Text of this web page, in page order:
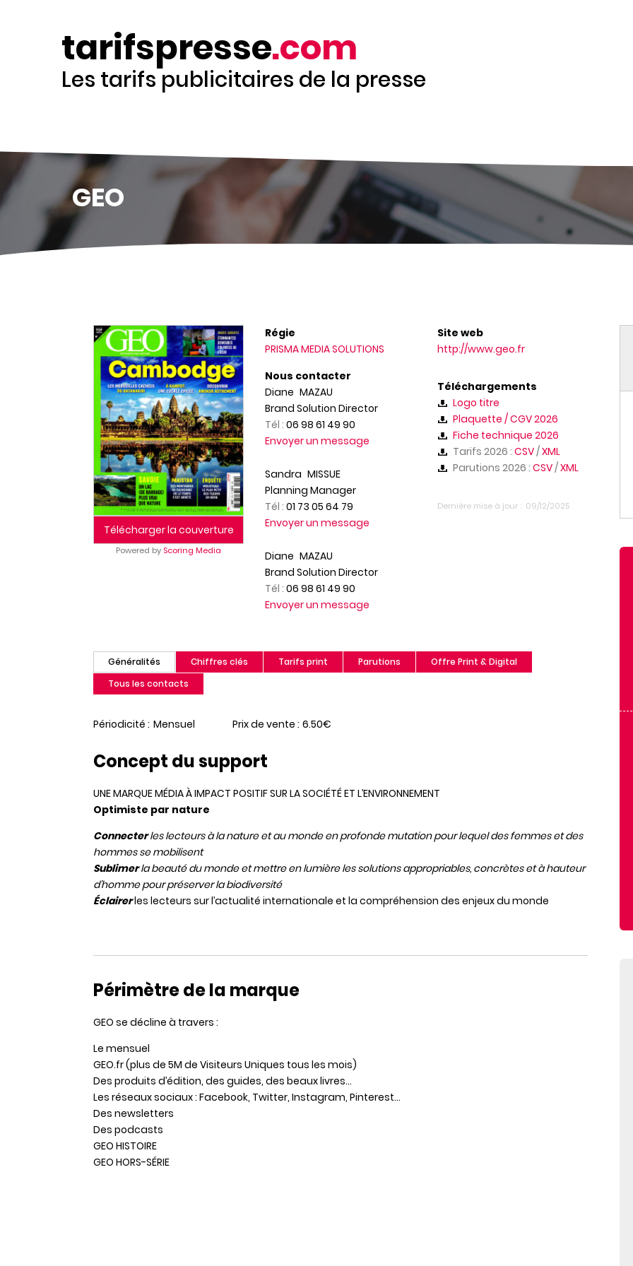
tarifspresse.com
Les tarifs publicitaires de la presse
GEO
Télécharger la couverture
Powered by Scoring Media
Régie
PRISMA MEDIA SOLUTIONS
Nous contacter
Diane MAZAU
Brand Solution Director
Tél :06 98 61 49 90
Envoyer un message
Sandra MISSUE
Planning Manager
Tél :01 73 05 64 79
Envoyer un message
Diane MAZAU
Brand Solution Director
Tél :06 98 61 49 90
Envoyer un message
Site web
http://www.geo.fr
Téléchargements
Logo titre
Plaquette / CGV 2026
Fiche technique 2026
Tarifs 2026 : CSV/XML
Parutions 2026 : CSV/XML
Dernière mise à jour 09/12/2025
Généralités
(onglet
actif)
Chiffres clés Tarifs print Parutions
Offre Print & Digital
Tous les contacts
Périodicité Mensuel Prix de vente 6.50€
Concept du support
UNE MARQUE MÉDIA À IMPACT POSITIF SUR LA SOCIÉTÉ ET L’ENVIRONNEMENT
Optimiste par nature
Connecterles lecteurs à la nature et au monde en profonde mutation pour lequel des femmes et des
hommes se mobilisent
Sublimerla beauté du monde et mettre en lumière les solutions appropriables, concrètes et à hauteur
d’homme pour préserver la biodiversité
Éclairerles lecteurs sur l’actualité internationale et la compréhension des enjeux du monde
Périmètre de la marque
GEO se décline à travers :
Le mensuel
GEO.fr (plus de 5M de Visiteurs Uniques tous les mois)
Des produits d’édition, des guides, des beaux livres...
Les réseaux sociaux : Facebook, Twitter, Instagram, Pinterest...
Des newsletters
Des podcasts
GEO HISTOIRE
GEO HORS-SÉRIE